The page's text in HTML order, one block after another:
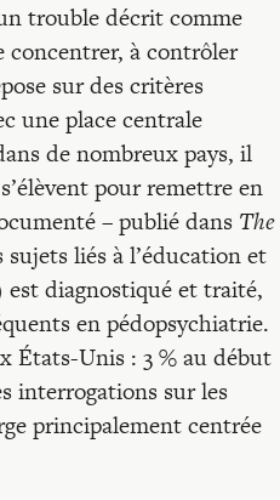
trouble décrit comme
concentrer, à contrôler
sur des critères
une place centrale
de nombreux pays, il
pour remettre en
– publié dans The
liés à l’éducation et
est diagnostiqué et traité,
en pédopsychiatrie.
États-Unis : 3 % au début
interrogations sur les
principalement centrée